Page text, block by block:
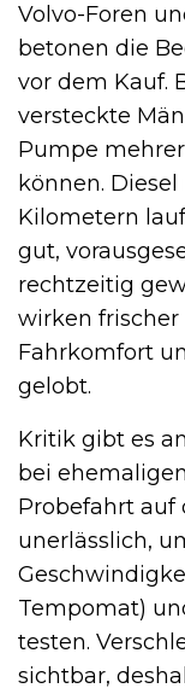
Volvo-Foren
betonen die
vor dem Kauf.
versteckte
Pumpe
können.
Kilometern
gut,
rechtzeitig
wirken
Fahrkomfort
gelobt.
Kritik gibt es
bei
Probefahrt auf
unerlässlich,
Tempomat)
testen.
sichtbar,